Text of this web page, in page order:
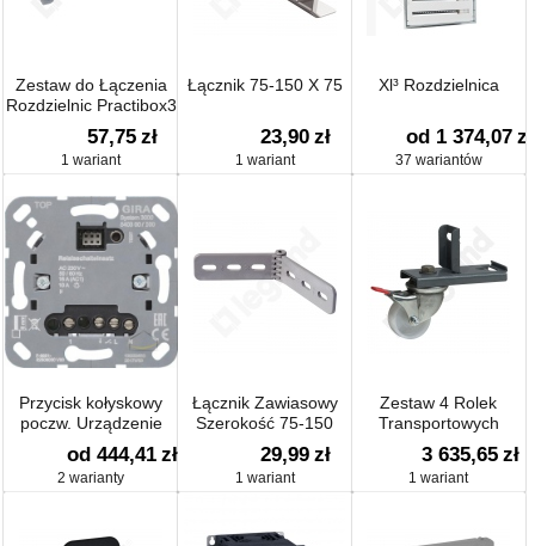
Zestaw do Łączenia
Rozdzielnic Practibox3
57,75 zł
1 wariant
Łącznik 75-150 X 75
23,90 zł
1 wariant
Xl³ Rozdzielnica
od 1 374,07 zł
37 wariantów
Przycisk kołyskowy
poczw. Urządzenie
podtynk.
od 444,41 zł
2 warianty
Łącznik Zawiasowy
Szerokość 75-150
29,99 zł
1 wariant
Zestaw 4 Rolek
Transportowych
3 635,65 zł
1 wariant